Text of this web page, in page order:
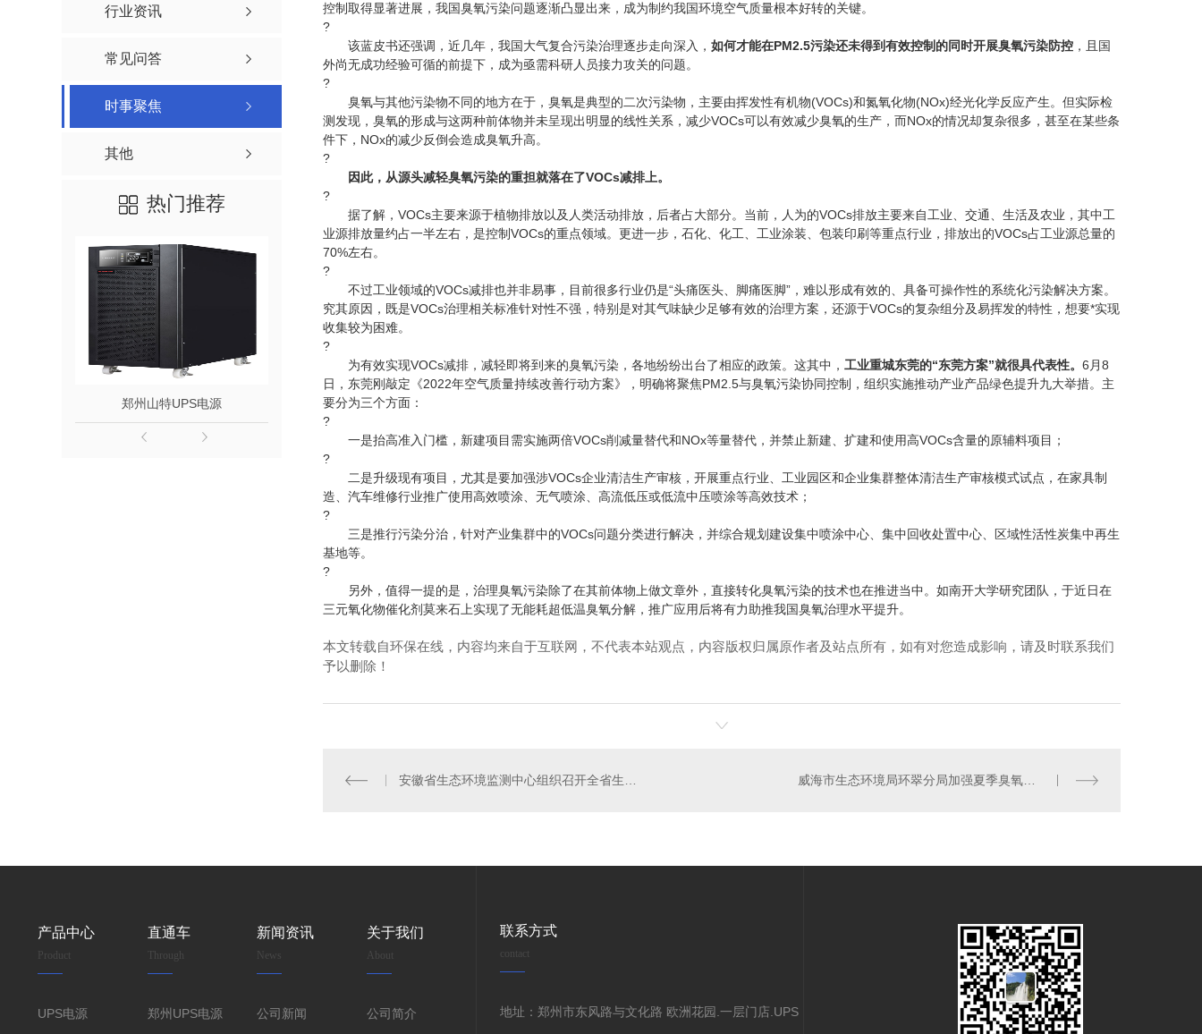
行业资讯
常见问答
时事聚焦
其他
热门推荐
郑州山特UPS电源 松下电池12V7AH
控制取得显著进展，我国臭氧污染问题逐渐凸显出来，成为制约我国环境空气质量根本好转的关键。
?
该蓝皮书还强调，近几年，我国大气复合污染治理逐步走向深入，如何才能在PM2.5污染还未得到有效控制的同时开展臭氧污染防控 ，且国
外尚无成功经验可循的前提下，成为亟需科研人员接力攻关的问题。
?
臭氧与其他污染物不同的地方在于，臭氧是典型的二次污染物，主要由挥发性有机物(VOCs)和氮氧化物(NOx)经光化学反应产生。但实际检
测发现，臭氧的形成与这两种前体物并未呈现出明显的线性关系，减少VOCs可以有效减少臭氧的生产，而NOx的情况却复杂很多，甚至在某些条
件下，NOx的减少反倒会造成臭氧升高。
?
因此，从源头减轻臭氧污染的重担就落在了VOCs减排上。
?
据了解，VOCs主要来源于植物排放以及人类活动排放，后者占大部分。当前，人为的VOCs排放主要来自工业、交通、生活及农业，其中工
业源排放量约占一半左右，是控制VOCs的重点领域。更进一步，石化、化工、工业涂装、包装印刷等重点行业，排放出的VOCs占工业源总量的
70%左右。
?
不过工业领域的VOCs减排也并非易事，目前很多行业仍是“头痛医头、脚痛医脚”，难以形成有效的、具备可操作性的系统化污染解决方案。
究其原因，既是VOCs治理相关标准针对性不强，特别是对其气味缺少足够有效的治理方案，还源于VOCs的复杂组分及易挥发的特性，想要*实现
收集较为困难。
?
为有效实现VOCs减排，减轻即将到来的臭氧污染，各地纷纷出台了相应的政策。这其中，工业重城东莞的“东莞方案”就很具代表性。6月8
日，东莞刚敲定《2022年空气质量持续改善行动方案》，明确将聚焦PM2.5与臭氧污染协同控制，组织实施推动产业产品绿色提升九大举措。主
要分为三个方面：
?
一是抬高准入门槛，新建项目需实施两倍VOCs削减量替代和NOx等量替代，并禁止新建、扩建和使用高VOCs含量的原辅料项目；
?
二是升级现有项目，尤其是要加强涉VOCs企业清洁生产审核，开展重点行业、工业园区和企业集群整体清洁生产审核模式试点，在家具制
造、汽车维修行业推广使用高效喷涂、无气喷涂、高流低压或低流中压喷涂等高效技术；
?
三是推行污染分治，针对产业集群中的VOCs问题分类进行解决，并综合规划建设集中喷涂中心、集中回收处置中心、区域性活性炭集中再生
基地等。
?
另外，值得一提的是，治理臭氧污染除了在其前体物上做文章外，直接转化臭氧污染的技术也在推进当中。如南开大学研究团队，于近日在
三元氧化物催化剂莫来石上实现了无能耗超低温臭氧分解，推广应用后将有力助推我国臭氧治理水平提升。
本文转载自环保在线，内容均来自于互联网，不代表本站观点，内容版权归属原作者及站点所有，如有对您造成影响，请及时联系我们
予以删除！
安徽省生态环境监测中心组织召开全省生态质量监测样地核实工作交流研讨视频会 威海市生态环境局环翠分局加强夏季臭氧污染防控持续改善区域空气质量
产品中心
Product
UPS电源
直通车
Through
郑州UPS电源
新闻资讯
News
公司新闻
关于我们
About
公司简介
联系方式
contact
地址：郑州市东风路与文化路 欧洲花园.一层门店.UPS